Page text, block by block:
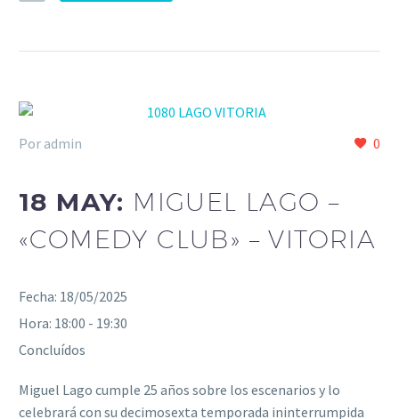
0
Por admin
18 MAY: MIGUEL LAGO –
«COMEDY CLUB» – VITORIA
Fecha: 18/05/2025
Hora: 18:00 - 19:30
Concluídos
Miguel Lago cumple 25 años sobre los escenarios y lo
celebrará con su decimosexta temporada ininterrumpida